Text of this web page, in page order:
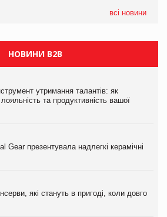
всі новини
НОВИНИ B2B
утримання талантів: як
та продуктивність вашої
Gear презентувала надлегкі керамічні
які стануть в пригоді, коли довго